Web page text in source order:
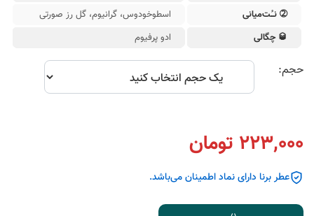
➁ نـُت‌میانی
اسطوخودوس، گرانیوم، گل رز صورتی
🥃 چگالی
ادو پرفیوم
حجم:
223,000 تومان
عطر برنا دارای نماد اطمینان می‌باشد.